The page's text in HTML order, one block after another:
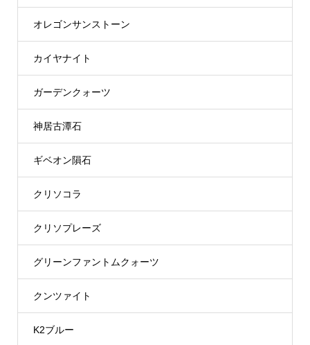
オレゴンサンストーン
カイヤナイト
ガーデンクォーツ
神居古潭石
ギベオン隕石
クリソコラ
クリソプレーズ
グリーンファントムクォーツ
クンツァイト
K2ブルー